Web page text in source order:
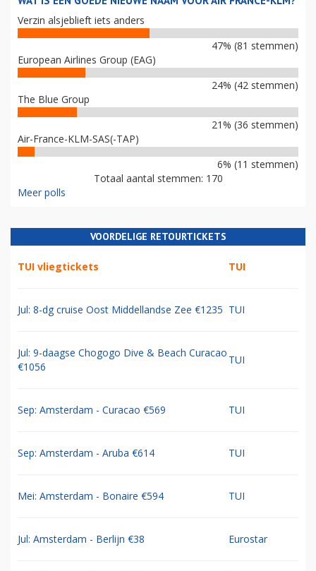
Verzin alsjeblieft iets anders
47% (81 stemmen)
European Airlines Group (EAG)
24% (42 stemmen)
The Blue Group
21% (36 stemmen)
Air-France-KLM-SAS(-TAP)
6% (11 stemmen)
Totaal aantal stemmen: 170
Meer polls
VOORDELIGE RETOURTICKETS
TUI vliegtickets TUI
Jul: 8-dg cruise Oost Middellandse Zee €1235 TUI
Jul: 9-daagse Chogogo Dive & Beach Curacao
€1056
TUI
Sep: Amsterdam - Curacao €569 TUI
Sep: Amsterdam - Aruba €614 TUI
Mei: Amsterdam - Bonaire €594 TUI
Jul: Amsterdam - Berlijn €38 Eurostar